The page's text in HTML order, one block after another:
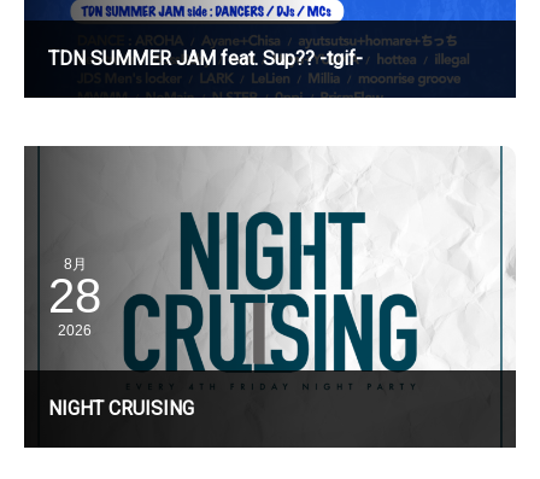
TDN SUMMER JAM feat. Sup?? -tgif-
NIGHT CRUISING
8月
28
2026